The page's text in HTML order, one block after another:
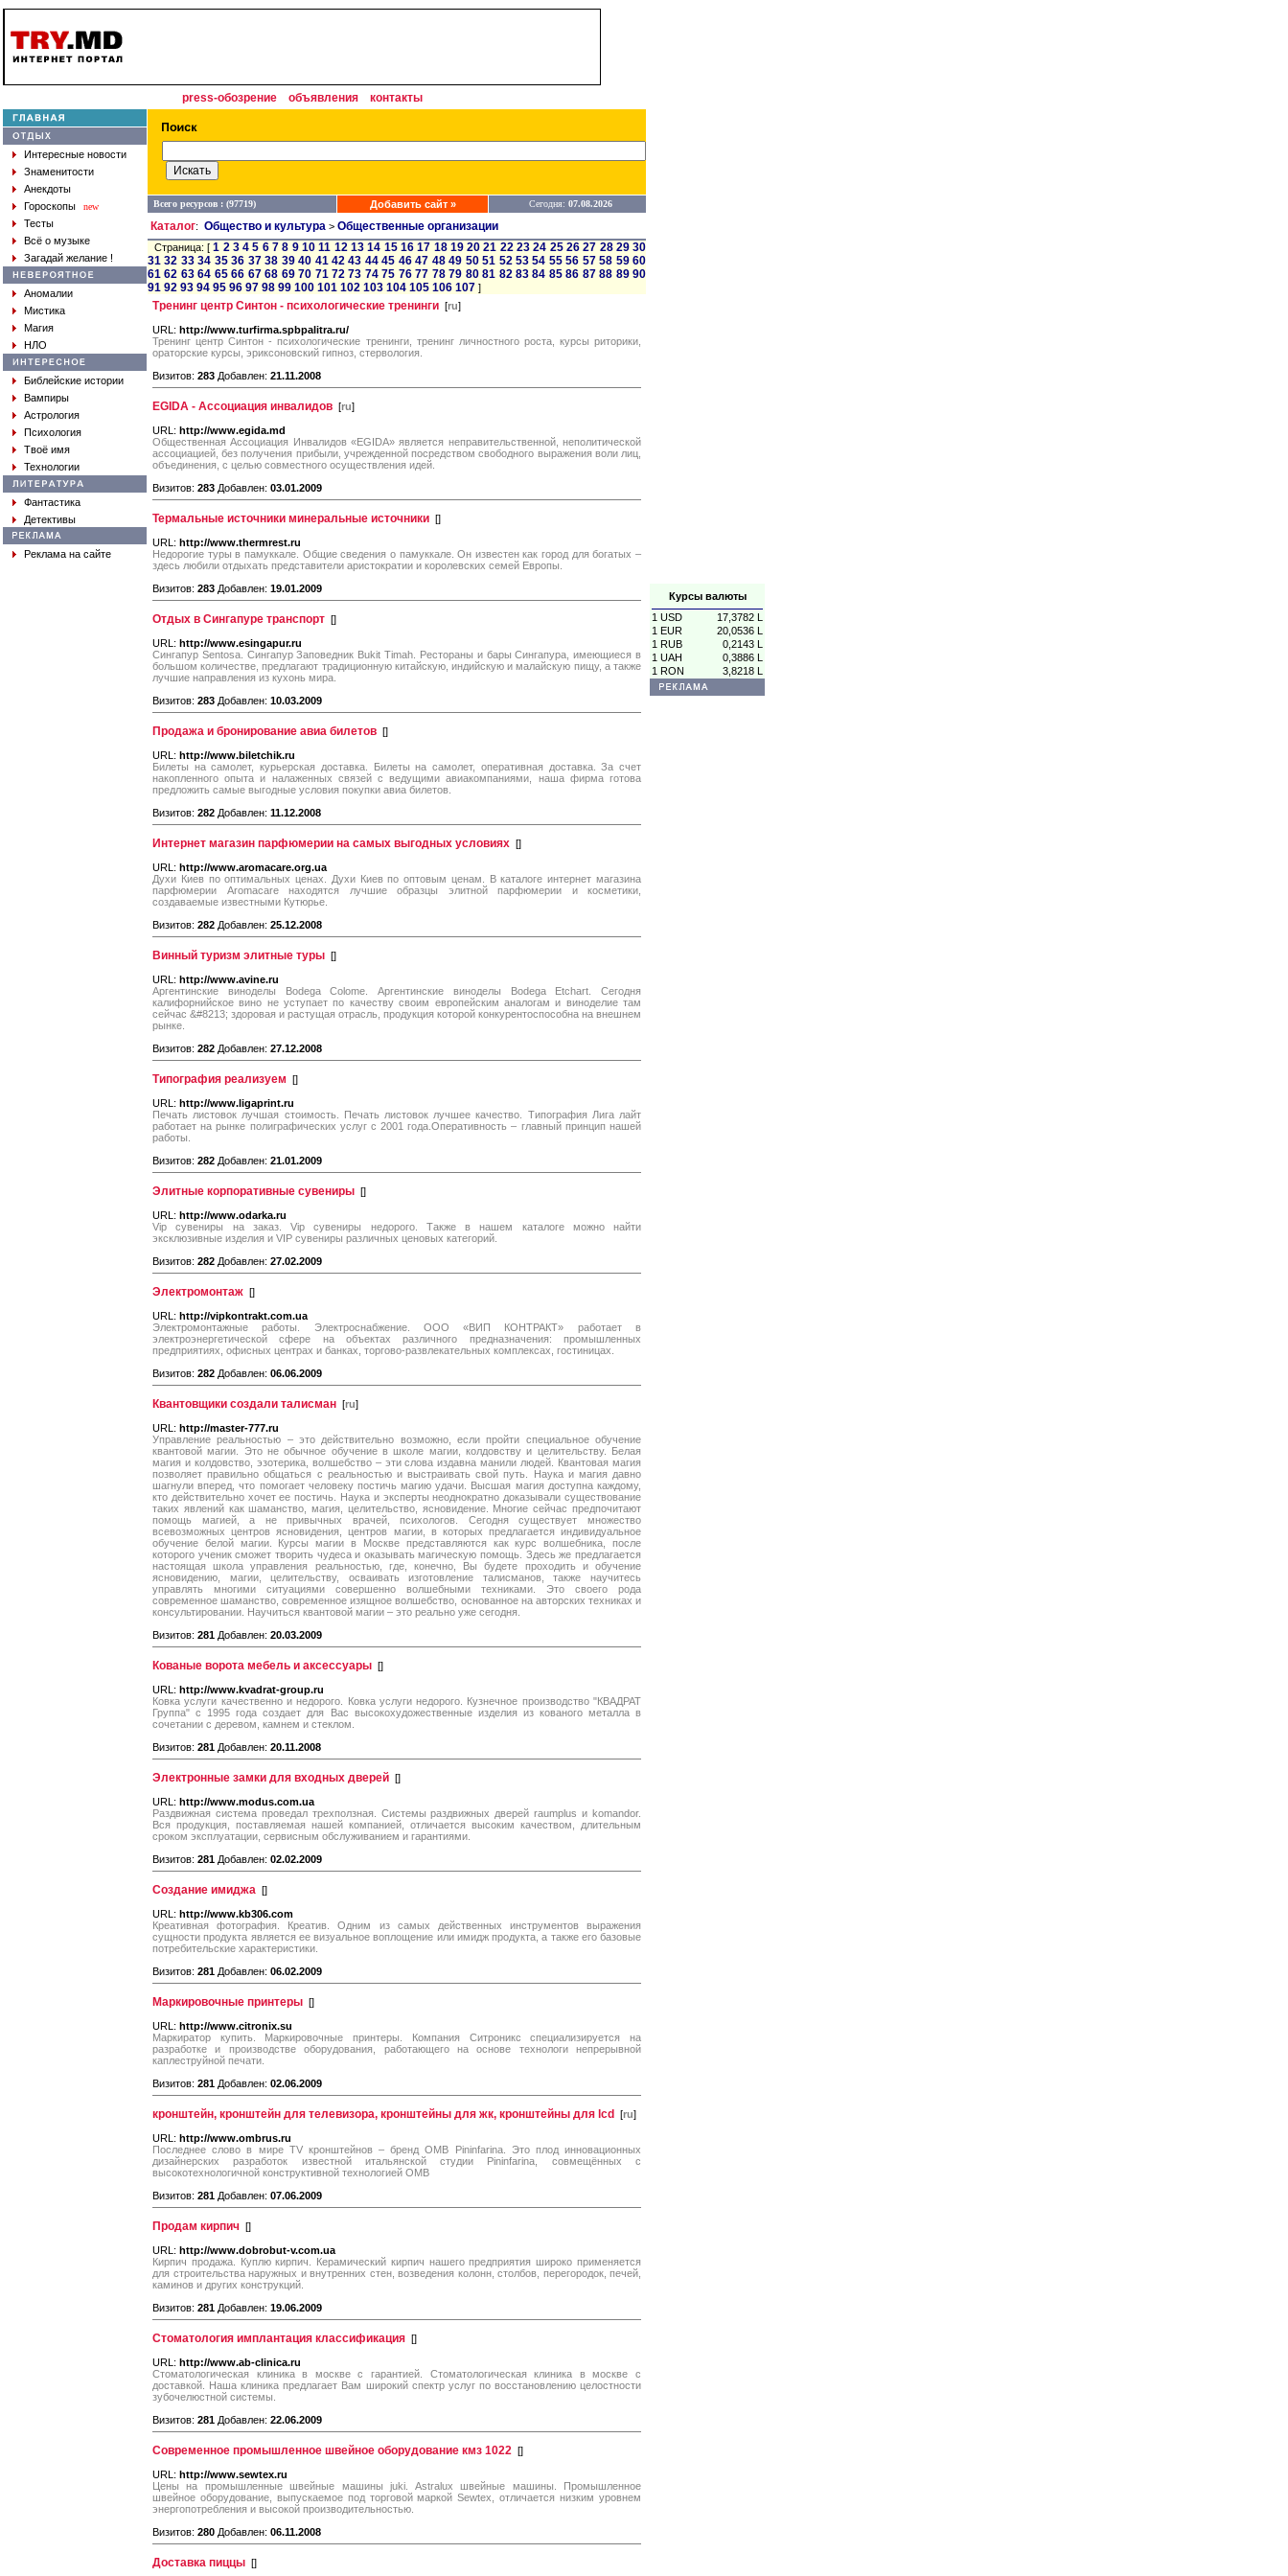
Курсы валюты
1 USD
17,3782 L
1 EUR
20,0536 L
1 RUB
0,2143 L
1 UAH
0,3886 L
1 RON
3,8218 L
press-обозрение объявления контакты
Интересные новости
Знаменитости
Анекдоты
Гороскопы
new
Тесты
Всё о музыке
Загадай желание !
Аномалии
Мистика
Магия
НЛО
Библейские истории
Вампиры
Астрология
Психология
Твоё имя
Технологии
Фантастика
Детективы
Реклама на сайте
Всего ресурсов : (97719) Добавить сайт » Сегодня: 07.08.2026
Каталог: Общество и культура > Общественные организации
Страница: [1 2 3 4 5 6 7 8 9 10 11 12 13 14 15 16 17 18 19 20 21 22 23 24 25 26 27 28 29 30
31 32 33 34 35 36 37 38 39 40 41 42 43 44 45 46 47 48 49 50 51 52 53 54 55 56 57 58 59 60
61 62 63 64 65 66 67 68 69 70 71 72 73 74 75 76 77 78 79 80 81 82 83 84 85 86 87 88 89 90
91 92 93 94 95 96 97 98 99 100 101 102 103 104 105 106 107 ]
Тренинг центр Синтон - психологические тренинги [ru]
URL: http://www.turfirma.spbpalitra.ru/
Тренинг центр Синтон - психологические тренинги, тренинг личностного роста, курсы риторики,
ораторские курсы, эриксоновский гипноз, стервология.
Визитов: 283 Добавлен: 21.11.2008
EGIDA - Ассоциация инвалидов [ru]
URL: http://www.egida.md
Общественная Ассоциация Инвалидов «EGIDA» является неправительственной, неполитической
ассоциацией, без получения прибыли, учрежденной посредством свободного выражения воли лиц,
объединения, с целью совместного осуществления идей.
Визитов: 283 Добавлен: 03.01.2009
Термальные источники минеральные источники []
URL: http://www.thermrest.ru
Недорогие туры в памуккале. Общие сведения о памуккале. Он известен как город для богатых –
здесь любили отдыхать представители аристократии и королевских семей Европы.
Визитов: 283 Добавлен: 19.01.2009
Отдых в Cингапуре транспорт []
URL: http://www.esingapur.ru
Cингапур Sentosa. Cингапур Заповедник Bukit Timah. Рестораны и бары Сингапура, имеющиеся в
большом количестве, предлагают традиционную китайскую, индийскую и малайскую пищу, а также
лучшие направления из кухонь мира.
Визитов: 283 Добавлен: 10.03.2009
Продажа и бронирование авиа билетов []
URL: http://www.biletchik.ru
Билеты на самолет, курьерская доставка. Билеты на самолет, оперативная доставка. За счет
накопленного опыта и налаженных связей с ведущими авиакомпаниями, наша фирма готова
предложить самые выгодные условия покупки авиа билетов.
Визитов: 282 Добавлен: 11.12.2008
Интернет магазин парфюмерии на самых выгодных условиях []
URL: http://www.aromacare.org.ua
Духи Киев по оптимальных ценах. Духи Киев по оптовым ценам. В каталоге интернет магазина
парфюмерии Aromacare находятся лучшие образцы элитной парфюмерии и косметики,
создаваемые известными Кутюрье.
Визитов: 282 Добавлен: 25.12.2008
Винный туризм элитные туры []
URL: http://www.avine.ru
Аргентинские виноделы Bodega Colome. Аргентинские виноделы Bodega Etchart. Cегодня
калифорнийское вино не уступает по качеству своим европейским аналогам и виноделие там
сейчас &#8213; здоровая и растущая отрасль, продукция которой конкурентоспособна на внешнем
рынке.
Визитов: 282 Добавлен: 27.12.2008
Типография реализуем []
URL: http://www.ligaprint.ru
Печать листовок лучшая стоимость. Печать листовок лучшее качество. Типография Лига лайт
работает на рынке полиграфических услуг с 2001 года.Оперативность – главный принцип нашей
работы.
Визитов: 282 Добавлен: 21.01.2009
Элитные корпоративные сувениры []
URL: http://www.odarka.ru
Vip сувениры на заказ. Vip сувениры недорого. Также в нашем каталоге можно найти
эксклюзивные изделия и VIP сувениры различных ценовых категорий.
Визитов: 282 Добавлен: 27.02.2009
Электромонтаж []
URL: http://vipkontrakt.com.ua
Электромонтажные работы. Электроснабжение. ООО «ВИП КОНТРАКТ» работает в
электроэнергетической сфере на объектах различного предназначения: промышленных
предприятиях, офисных центрах и банках, торгово-развлекательных комплексах, гостиницах.
Визитов: 282 Добавлен: 06.06.2009
Квантовщики создали талисман [ru]
URL: http://master-777.ru
Управление реальностью – это действительно возможно, если пройти специальное обучение
квантовой магии. Это не обычное обучение в школе магии, колдовству и целительству. Белая
магия и колдовство, эзотерика, волшебство – эти слова издавна манили людей. Квантовая магия
позволяет правильно общаться с реальностью и выстраивать свой путь. Наука и магия давно
шагнули вперед, что помогает человеку постичь магию удачи. Высшая магия доступна каждому,
кто действительно хочет ее постичь. Наука и эксперты неоднократно доказывали существование
таких явлений как шаманство, магия, целительство, ясновидение. Многие сейчас предпочитают
помощь магией, а не привычных врачей, психологов. Сегодня существует множество
всевозможных центров ясновидения, центров магии, в которых предлагается индивидуальное
обучение белой магии. Курсы магии в Москве представляются как курс волшебника, после
которого ученик сможет творить чудеса и оказывать магическую помощь. Здесь же предлагается
настоящая школа управления реальностью, где, конечно, Вы будете проходить и обучение
ясновидению, магии, целительству, осваивать изготовление талисманов, также научитесь
управлять многими ситуациями совершенно волшебными техниками. Это своего рода
современное шаманство, современное изящное волшебство, основанное на авторских техниках и
консультировании. Научиться квантовой магии – это реально уже сегодня.
Визитов: 281 Добавлен: 20.03.2009
Кованые ворота мебель и аксессуары []
URL: http://www.kvadrat-group.ru
Ковка услуги качественно и недорого. Ковка услуги недорого. Кузнечное производство "КВАДРАТ
Группа" с 1995 года создает для Вас высокохудожественные изделия из кованого металла в
сочетании с деревом, камнем и стеклом.
Визитов: 281 Добавлен: 20.11.2008
Электронные замки для входных дверей []
URL: http://www.modus.com.ua
Раздвижная система проведал трехползная. Системы раздвижных дверей raumplus и komandor.
Вся продукция, поставляемая нашей компанией, отличается высоким качеством, длительным
сроком эксплуатации, сервисным обслуживанием и гарантиями.
Визитов: 281 Добавлен: 02.02.2009
Создание имиджа []
URL: http://www.kb306.com
Креативная фотография. Креатив. Одним из самых действенных инструментов выражения
сущности продукта является ее визуальное воплощение или имидж продукта, а также его базовые
потребительские характеристики.
Визитов: 281 Добавлен: 06.02.2009
Маркировочные принтеры []
URL: http://www.citronix.su
Маркиратор купить. Маркировочные принтеры. Компания Ситроникс специализируется на
разработке и производстве оборудования, работающего на основе технологи непрерывной
каплеструйной печати.
Визитов: 281 Добавлен: 02.06.2009
кронштейн, кронштейн для телевизора, кронштейны для жк, кронштейны для lcd [ru]
URL: http://www.ombrus.ru
Последнее слово в мире TV кронштейнов – бренд OMB Pininfarina. Это плод инновационных
дизайнерских разработок известной итальянской студии Pininfarina, совмещённых с
высокотехнологичной конструктивной технологией OMB
Визитов: 281 Добавлен: 07.06.2009
Продам кирпич []
URL: http://www.dobrobut-v.com.ua
Кирпич продажа. Куплю кирпич. Керамический кирпич нашего предприятия широко применяется
для строительства наружных и внутренних стен, возведения колонн, столбов, перегородок, печей,
каминов и других конструкций.
Визитов: 281 Добавлен: 19.06.2009
Стоматология имплантация классификация []
URL: http://www.ab-clinica.ru
Стоматологическая клиника в москве с гарантией. Стоматологическая клиника в москве с
доставкой. Наша клиника предлагает Вам широкий спектр услуг по восстановлению целостности
зубочелюстной системы.
Визитов: 281 Добавлен: 22.06.2009
Современное промышленное швейное оборудование кмз 1022 []
URL: http://www.sewtex.ru
Цены на промышленные швейные машины juki. Astralux швейные машины. Промышленное
швейное оборудование, выпускаемое под торговой маркой Sewtex, отличается низким уровнем
энергопотребления и высокой производительностью.
Визитов: 280 Добавлен: 06.11.2008
Доставка пиццы []